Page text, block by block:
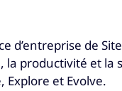
d’entreprise de
productivité et la
Explore et Evolve.